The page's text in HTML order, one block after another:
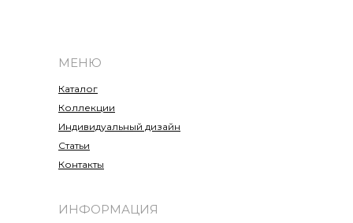
Каталог
Коллекции
Индивидуальный дизайн
Статьи
Контакты
МЕНЮ
ИНФОРМАЦИЯ